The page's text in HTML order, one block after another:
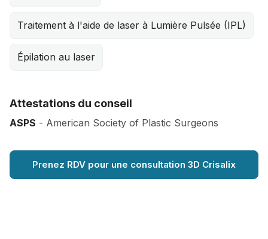
Traitement à l'aide de laser à Lumière Pulsée (IPL)
Épilation au laser
Attestations du conseil
ASPS - American Society of Plastic Surgeons
Prenez RDV pour une consultation 3D Crisalix